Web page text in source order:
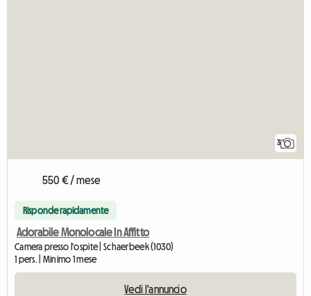
3
550 € / mese
Risponde rapidamente
Adorabile Monolocale In Affitto
Camera presso l'ospite | Schaerbeek (1030)
1 pers. | Minimo 1 mese
Vedi l'annuncio